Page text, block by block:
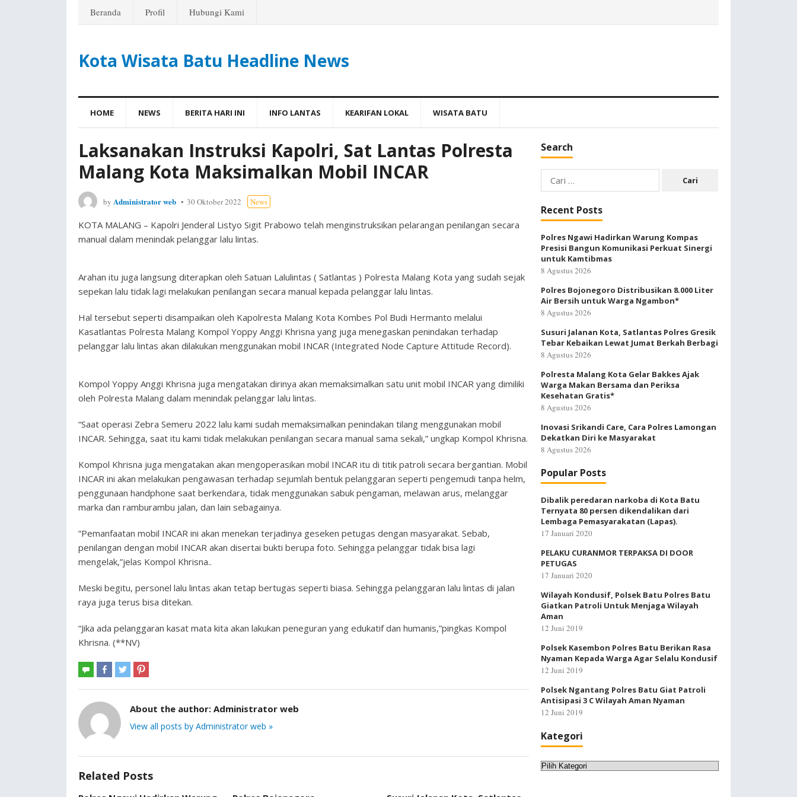
Beranda Profil Hubungi Kami
Kota Wisata Batu Headline News
HOME NEWS BERITA HARI INI INFO LANTAS KEARIFAN LOKAL WISATA BATU
Laksanakan Instruksi Kapolri, Sat Lantas Polresta
Malang Kota Maksimalkan Mobil INCAR
by Administrator web 30 Oktober 2022 News
KOTA MALANG – Kapolri Jenderal Listyo Sigit Prabowo telah menginstruksikan pelarangan penilangan secara
manual dalam menindak pelanggar lalu lintas.
Arahan itu juga langsung diterapkan oleh Satuan Lalulintas ( Satlantas ) Polresta Malang Kota yang sudah sejak
sepekan lalu tidak lagi melakukan penilangan secara manual kepada pelanggar lalu lintas.
Hal tersebut seperti disampaikan oleh Kapolresta Malang Kota Kombes Pol Budi Hermanto melalui
Kasatlantas Polresta Malang Kompol Yoppy Anggi Khrisna yang juga menegaskan penindakan terhadap
pelanggar lalu lintas akan dilakukan menggunakan mobil INCAR (Integrated Node Capture Attitude Record).
Kompol Yoppy Anggi Khrisna juga mengatakan dirinya akan memaksimalkan satu unit mobil INCAR yang dimiliki
oleh Polresta Malang dalam menindak pelanggar lalu lintas.
“Saat operasi Zebra Semeru 2022 lalu kami sudah memaksimalkan penindakan tilang menggunakan mobil
INCAR. Sehingga, saat itu kami tidak melakukan penilangan secara manual sama sekali,” ungkap Kompol Khrisna.
Kompol Khrisna juga mengatakan akan mengoperasikan mobil INCAR itu di titik patroli secara bergantian. Mobil
INCAR ini akan melakukan pengawasan terhadap sejumlah bentuk pelanggaran seperti pengemudi tanpa helm,
penggunaan handphone saat berkendara, tidak menggunakan sabuk pengaman, melawan arus, melanggar
marka dan ramburambu jalan, dan lain sebagainya.
“Pemanfaatan mobil INCAR ini akan menekan terjadinya geseken petugas dengan masyarakat. Sebab,
penilangan dengan mobil INCAR akan disertai bukti berupa foto. Sehingga pelanggar tidak bisa lagi
mengelak,”jelas Kompol Khrisna..
Meski begitu, personel lalu lintas akan tetap bertugas seperti biasa. Sehingga pelanggaran lalu lintas di jalan
raya juga terus bisa ditekan.
“Jika ada pelanggaran kasat mata kita akan lakukan peneguran yang edukatif dan humanis,”pingkas Kompol
Khrisna. (**NV)
About the author: Administrator web
View all posts by Administrator web »
Related Posts
Search
Cari
untuk:
Recent Posts
Polres Ngawi Hadirkan Warung Kompas
Presisi Bangun Komunikasi Perkuat Sinergi
untuk Kamtibmas
8 Agustus 2026
Polres Bojonegoro Distribusikan 8.000 Liter
Air Bersih untuk Warga Ngambon*
8 Agustus 2026
Susuri Jalanan Kota, Satlantas Polres Gresik
Tebar Kebaikan Lewat Jumat Berkah Berbagi
8 Agustus 2026
Polresta Malang Kota Gelar Bakkes Ajak
Warga Makan Bersama dan Periksa
Kesehatan Gratis*
8 Agustus 2026
Inovasi Srikandi Care, Cara Polres Lamongan
Dekatkan Diri ke Masyarakat
8 Agustus 2026
Popular Posts
Dibalik peredaran narkoba di Kota Batu
Ternyata 80 persen dikendalikan dari
Lembaga Pemasyarakatan (Lapas).
17 Januari 2020
PELAKU CURANMOR TERPAKSA DI DOOR
PETUGAS
17 Januari 2020
Wilayah Kondusif, Polsek Batu Polres Batu
Giatkan Patroli Untuk Menjaga Wilayah
Aman
12 Juni 2019
Polsek Kasembon Polres Batu Berikan Rasa
Nyaman Kepada Warga Agar Selalu Kondusif
12 Juni 2019
Polsek Ngantang Polres Batu Giat Patroli
Antisipasi 3 C Wilayah Aman Nyaman
12 Juni 2019
Kategori
Kategori